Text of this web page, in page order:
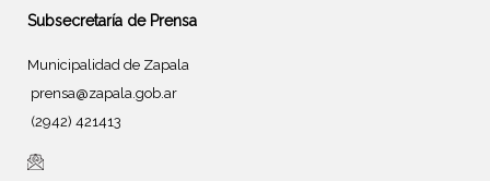
Subsecretaría de Prensa
Municipalidad de Zapala
prensa@zapala.gob.ar
(2942) 421413